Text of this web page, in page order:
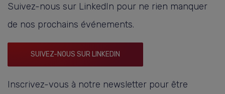
Suivez-nous sur LinkedIn pour ne rien manquer
de nos prochains événements.
SUIVEZ-NOUS SUR LINKEDIN
Inscrivez-vous à notre newsletter pour être